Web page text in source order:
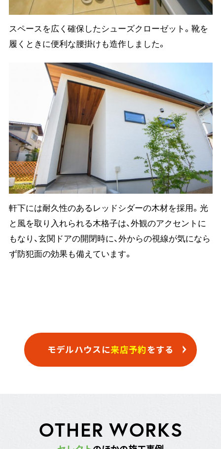
スペースを広く確保したシューズクローゼット。靴を
履くときに便利な腰掛けも造作しました。
軒下には耐久性のあるレッドシダーの木材を採用。光
と風を取り入れられる木格子は、外観のアクセントに
もなり、玄関ドアの開閉時に、外からの視線が気になら
ず防犯面の効果も備えています。
モデルハウスに来店予約をする
OTHER WORKS